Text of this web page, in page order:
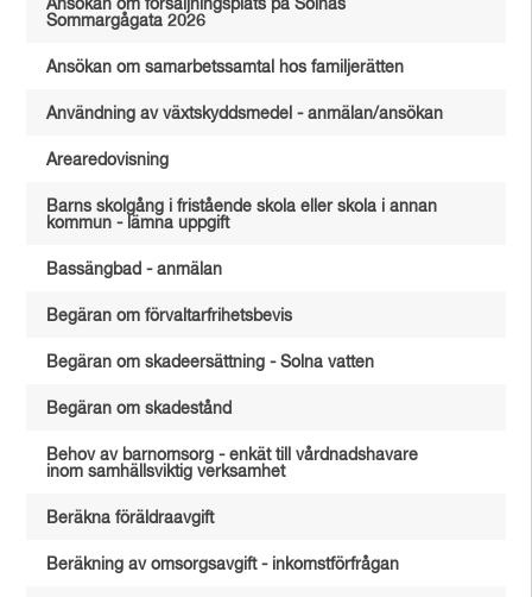
Ansökan om försäljningsplats på Solnas
Sommargågata 2026
Ansökan om samarbetssamtal hos familjerätten
Användning av växtskyddsmedel - anmälan/ansökan
Arearedovisning
Barns skolgång i fristående skola eller skola i annan
kommun - lämna uppgift
Bassängbad - anmälan
Begäran om förvaltarfrihetsbevis
Begäran om skadeersättning - Solna vatten
Begäran om skadestånd
Behov av barnomsorg - enkät till vårdnadshavare
inom samhällsviktig verksamhet
Beräkna föräldraavgift
Beräkning av omsorgsavgift - inkomstförfrågan